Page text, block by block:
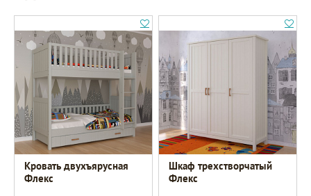
Кровать двухъярусная
Флекс
Шкаф трехстворчатый
Флекс